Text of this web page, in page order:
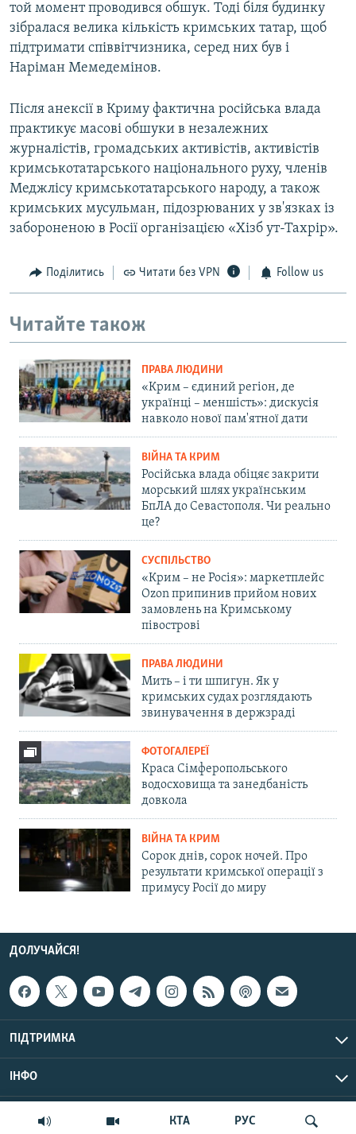
КТА РУС
той момент проводився обшук. Тоді біля будинку
зібралася велика кількість кримських татар, щоб
підтримати співвітчизника, серед них був і
Наріман Мемедемінов.
Після анексії в Криму фактична російська влада
практикує масові обшуки в незалежних
журналістів, громадських активістів, активістів
кримськотатарського національного руху, членів
Меджлісу кримськотатарського народу, а також
кримських мусульман, підозрюваних у зв'язках із
забороненою в Росії організацією «Хізб ут-Тахрір».
Поділитись Читати без VPN Follow us
Читайте також
ПРАВА ЛЮДИНИ
«Крим – єдиний регіон, де
українці – меншість»: дискусія
навколо нової пам'ятної дати
ВІЙНА ТА КРИМ
Російська влада обіцяє закрити
морський шлях українським
БпЛА до Севастополя. Чи реально
це?
СУСПІЛЬСТВО
«Крим – не Росія»: маркетплейс
Ozon припинив прийом нових
замовлень на Кримському
півострові
ПРАВА ЛЮДИНИ
Мить – і ти шпигун. Як у
кримських судах розглядають
звинувачення в держзраді
ФОТОГАЛЕРЕЇ
Краса Сімферопольського
водосховища та занедбаність
довкола
ВІЙНА ТА КРИМ
Сорок днів, сорок ночей. Про
результати кримської операції з
примусу Росії до миру
ДОЛУЧАЙСЯ!
ПІДТРИМКА
ІНФО
© Крим.Реалії, 2026 | Усі права застережено.